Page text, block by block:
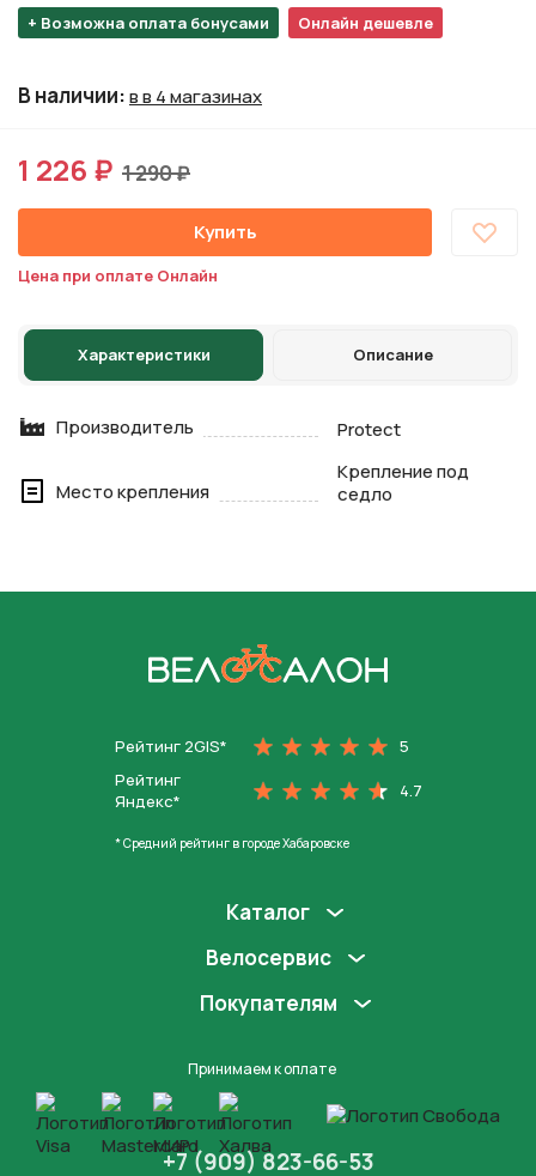
+ Возможна оплата бонусами Онлайн дешевле
В наличии:в в 4 магазинах
1 226 ₽ 1 290 ₽
Купить
Цена при оплате Онлайн
Характеристики Описание
Производитель Protect
Место крепления
Крепление под
седло
Рейтинг 2GIS*
5
Рейтинг
Яндекс*
4.7
* Средний рейтинг в городе Хабаровске
Каталог
Велосервис
Покупателям
Принимаем к оплате
+7 (909) 823-66-53